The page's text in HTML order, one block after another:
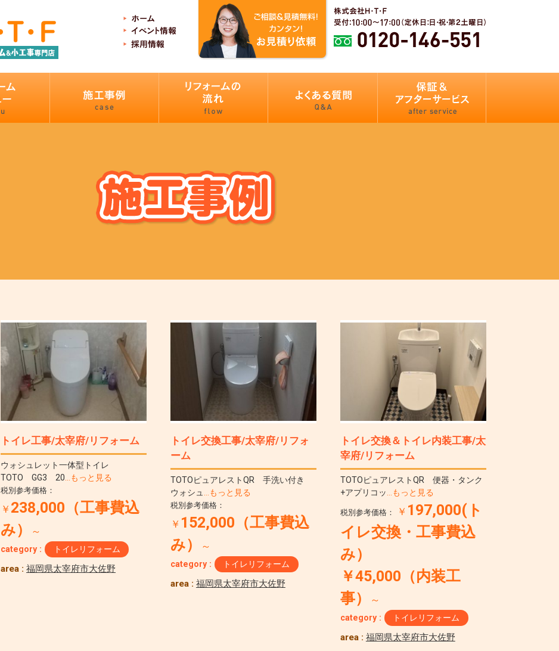
トイレ工事/太宰府/リフォーム
ウォシュレット一体型トイレ
TOTO GG3 20 …もっと見る
税別参考価格：
￥ 238,000（工事費込
み）
～
category : トイレリフォーム
area : 福岡県太宰府市大佐野
トイレ交換工事/太宰府/リフォ
ーム
TOTOピュアレストQR 手洗い付き
ウォシュ
…もっと見る
税別参考価格：
￥ 152,000（工事費込
み）
～
category : トイレリフォーム
area : 福岡県太宰府市大佐野
トイレ交換＆トイレ内装工事/太
宰府/リフォーム
TOTOピュアレストQR 便器・タンク
+アプリコッ
…もっと見る
税別参考価格： ￥ 197,000(ト
イレ交換・工事費込
み）
￥45,000（内装工
事）
～
category : トイレリフォーム
area : 福岡県太宰府市大佐野